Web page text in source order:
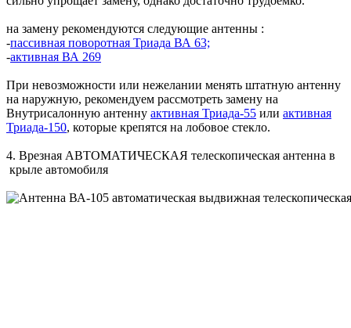
на замену рекомендуются следующие антенны :
-пассивная поворотная Триада ВА 63;
-активная ВА 269
При невозможности или нежелании менять штатную антенну
на наружную, рекомендуем рассмотреть замену на
Внутрисалонную антенну активная Триада-55 или активная
Триада-150, которые крепятся на лобовое стекло.
4. Врезная АВТОМАТИЧЕСКАЯ телескопическая антенна в
крыле автомобиля